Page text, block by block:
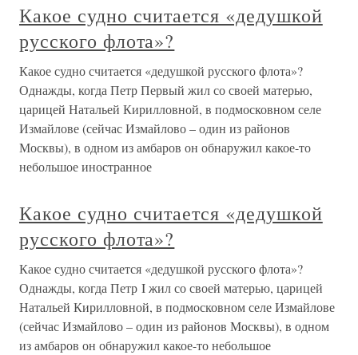
Какое судно считается «дедушкой
русского флота»?
Какое судно считается «дедушкой русского флота»?
Однажды, когда Петр Первый жил со своей матерью,
царицей Натальей Кирилловной, в подмосковном селе
Измайлове (сейчас Измайлово – один из районов
Москвы), в одном из амбаров он обнаружил какое-то
небольшое иностранное
Какое судно считается «дедушкой
русского флота»?
Какое судно считается «дедушкой русского флота»?
Однажды, когда Петр I жил со своей матерью, царицей
Натальей Кирилловной, в подмосковном селе Измайлове
(сейчас Измайлово – один из районов Москвы), в одном
из амбаров он обнаружил какое-то небольшое